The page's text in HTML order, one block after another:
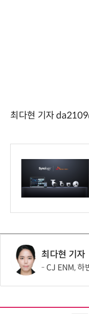
최다현 기자
최다현 기자
CJ ENM, 하반기